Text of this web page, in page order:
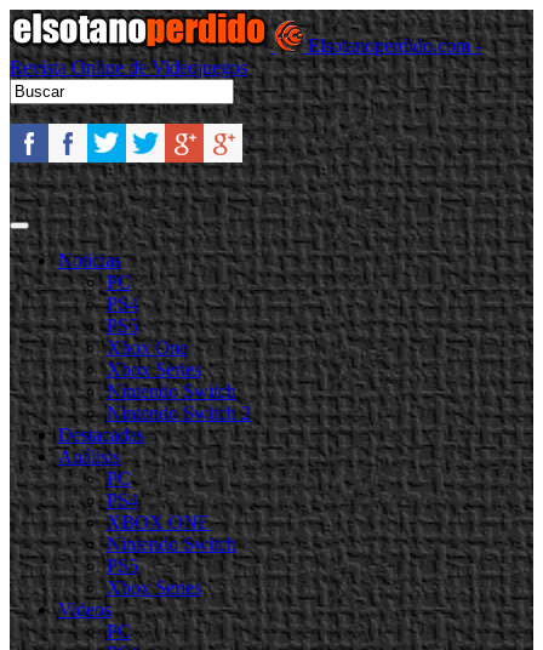
Elsotanoperdido.com -
Revista Online de Videojuegos
Noticias
PC
PS4
PS5
Xbox One
Xbox Series
Nintendo Switch
Nintendo Switch 2
Destacadas
Análisis
PC
PS4
XBOX ONE
Nintendo Switch
PS5
Xbox Series
Videos
PC